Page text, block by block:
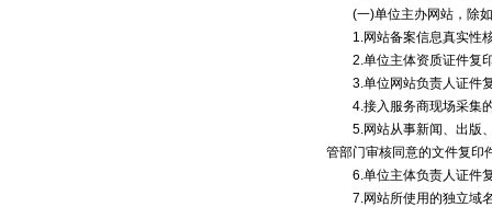
(一)单位主办网站，除如
1.网站备案信息真实性
2.单位主体资质证件复印
3.单位网站负责人证件复
4.接入服务商现场采集的
5.网站从事新闻、出版、
管部门审核同意的文件复印
6.单位主体负责人证件复
7.网站所使用的独立域名